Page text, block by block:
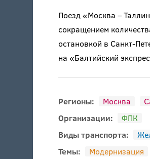
Поезд «Москва –
сокращением
остановкой в Санкт-
на «Балтийский
Регионы: Москва
Организации:
ФПК
Виды транспорта:
Темы:
Модернизация